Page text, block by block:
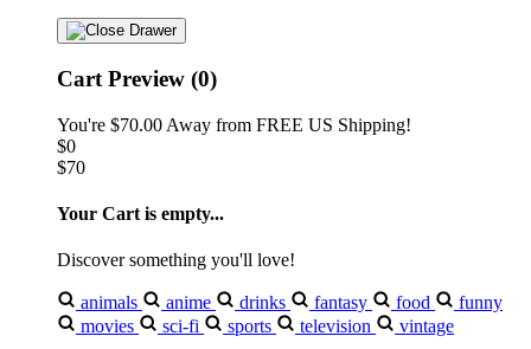
Cart Preview (0)
You're $70.00 Away from FREE US Shipping!
$0
$70
Your Cart is empty...
Discover something you'll love!
animals anime drinks fantasy food
funny
movies
sci-fi sports television vintage